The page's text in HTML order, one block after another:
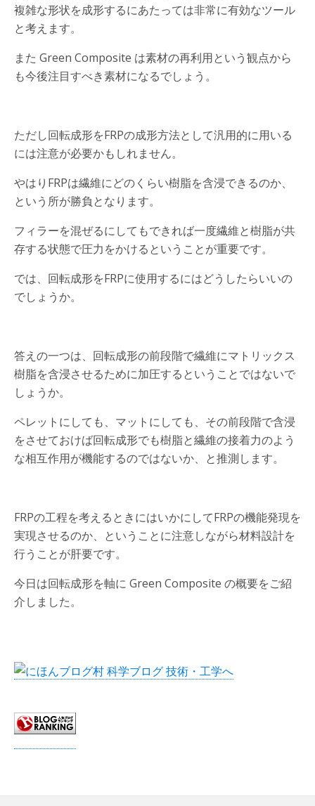
複雑な形状を成形するにあたっては非常に有効なツール
と考えます。
また Green Composite は素材の再利用という観点から
も今後注目すべき素材になるでしょう。
ただし回転成形をFRPの成形方法として汎用的に用いる
には注意が必要かもしれません。
やはりFRPは繊維にどのくらい樹脂を含浸できるのか、
という所が勝負となります。
フィラーを混ぜるにしてもできれば一度繊維と樹脂が共
存する状態で圧力をかけるということが重要です。
では、回転成形をFRPに使用するにはどうしたらいいの
でしょうか。
答えの一つは、回転成形の前段階で繊維にマトリックス
樹脂を含浸させるために加圧するということではないで
しょうか。
ペレットにしても、マットにしても、その前段階で含浸
をさせておけば回転成形でも樹脂と繊維の接着力のよう
な相互作用が機能するのではないか、と推測します。
FRPの工程を考えるときにはいかにしてFRPの機能発現を
実現させるのか、ということに注意しながら材料設計を
行うことが肝要です。
今日は回転成形を軸に Green Composite の概要をご紹
介しました。